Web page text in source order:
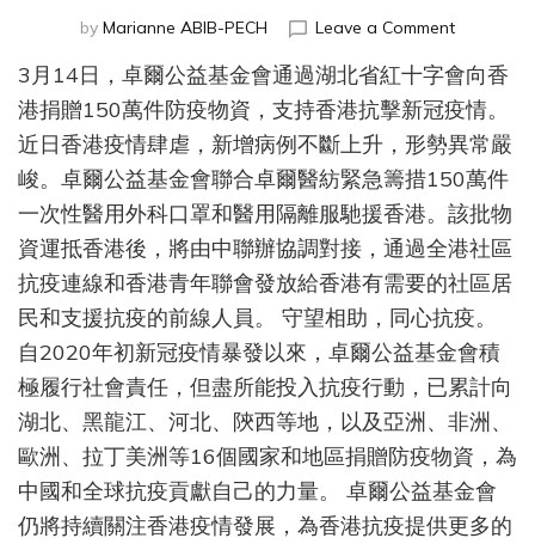
by Marianne ABIB-PECH Leave a Commenton
北
卓
爾
公
益
基
金
會
向
香
港
捐
贈
150
萬
件
防
疫
物
3月14日，卓爾公益基金會通過湖北省紅十字會向香
港捐贈150萬件防疫物資，支持香港抗擊新冠疫情。
近日香港疫情肆虐，新增病例不斷上升，形勢異常嚴
峻。卓爾公益基金會聯合卓爾醫紡緊急籌措150萬件
一次性醫用外科口罩和醫用隔離服馳援香港。該批物
資運抵香港後，將由中聯辦協調對接，通過全港社區
抗疫連線和香港青年聯會發放給香港有需要的社區居
民和支援抗疫的前線人員。 守望相助，同心抗疫。
自2020年初新冠疫情暴發以來，卓爾公益基金會積
極履行社會責任，但盡所能投入抗疫行動，已累計向
湖北、黑龍江、河北、陝西等地，以及亞洲、非洲、
歐洲、拉丁美洲等16個國家和地區捐贈防疫物資，為
中國和全球抗疫貢獻自己的力量。 卓爾公益基金會
仍將持續關注香港疫情發展，為香港抗疫提供更多的